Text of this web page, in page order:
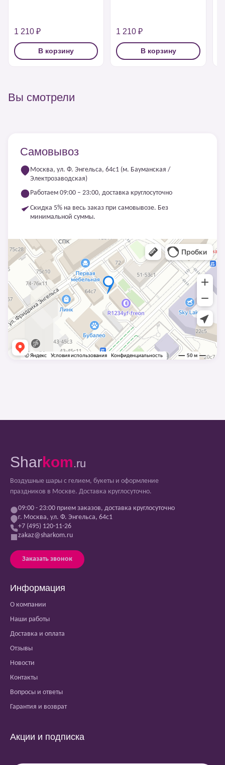
1 210 ₽
В корзину
1 210 ₽
В корзину
Вы смотрели
Самовывоз
Москва, ул. Ф. Энгельса, 64с1 (м. Бауманская /
Электрозаводская)
Работаем 09:00 – 23:00, доставка круглосуточно
Скидка 5% на весь заказ при самовывозе. Без
минимальной суммы.
Sharkom.ru
Воздушные шары с гелием, букеты и оформление
праздников в Москве. Доставка круглосуточно.
09:00 - 23:00 прием заказов, доставка круглосуточно
г. Москва, ул. Ф. Энгельса, 64с1
+7 (495) 120-11-26
zakaz@sharkom.ru
Заказать звонок
Информация
О компании
Наши работы
Доставка и оплата
Отзывы
Новости
Контакты
Вопросы и ответы
Гарантия и возврат
Акции и подписка